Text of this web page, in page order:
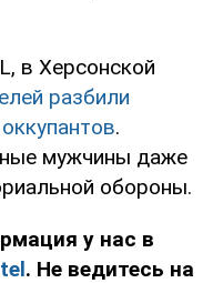
в Херсонской
разбили
.
мужчины даже
обороны.
у нас в
. Не ведитесь на